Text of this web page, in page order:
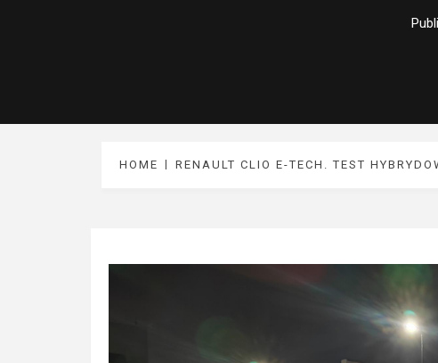
HOME RENAULT CLIO E-TECH. TEST